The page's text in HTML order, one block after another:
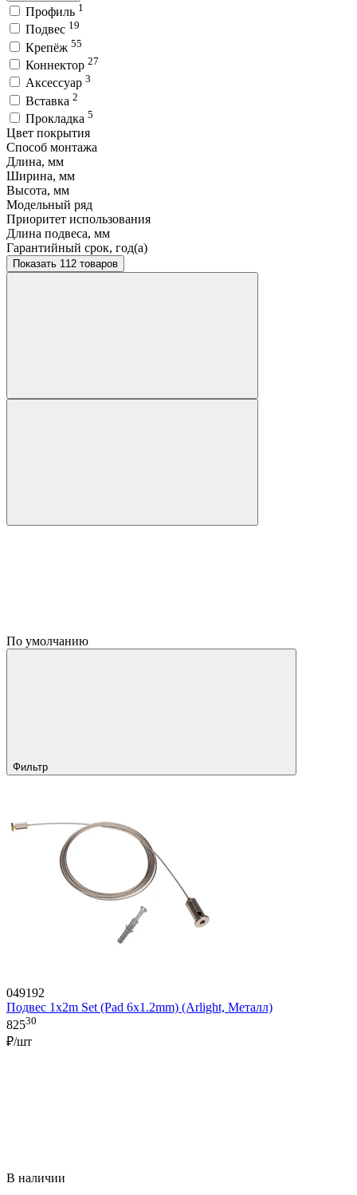
Профиль 1
Подвес 19
Крепёж 55
Коннектор 27
Аксессуар 3
Вставка 2
Прокладка 5
Цвет покрытия
Способ монтажа
Длина, мм
Ширина, мм
Высота, мм
Модельный ряд
Приоритет использования
Длина подвеса, мм
Гарантийный срок, год(а)
Показать 112 товаров
По умолчанию
Фильтр
049192
Подвес 1x2m Set (Pad 6x1.2mm) (Arlight, Металл)
82530
₽/шт
В наличии